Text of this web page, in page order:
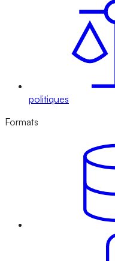
politiques
Formats